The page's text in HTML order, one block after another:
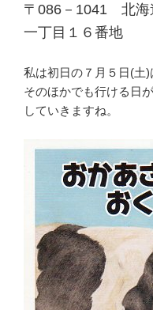
〒086－1041 北海
一丁目１６番地
私は初日の７月５日(土)
そのほかでも行ける日
していきますね。